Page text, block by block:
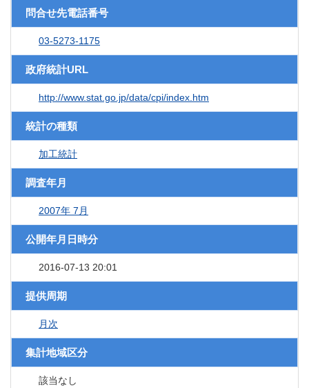
問合せ先電話番号
03-5273-1175
政府統計URL
http://www.stat.go.jp/data/cpi/index.htm
統計の種類
加工統計
調査年月
2007年 7月
公開年月日時分
2016-07-13 20:01
提供周期
月次
集計地域区分
該当なし